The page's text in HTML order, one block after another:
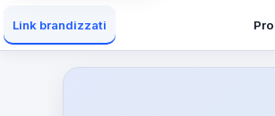
Link brandizzati